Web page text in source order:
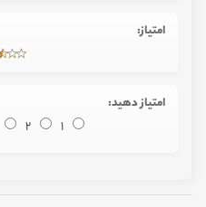
امتیاز:
امتیاز دهید:
1
2